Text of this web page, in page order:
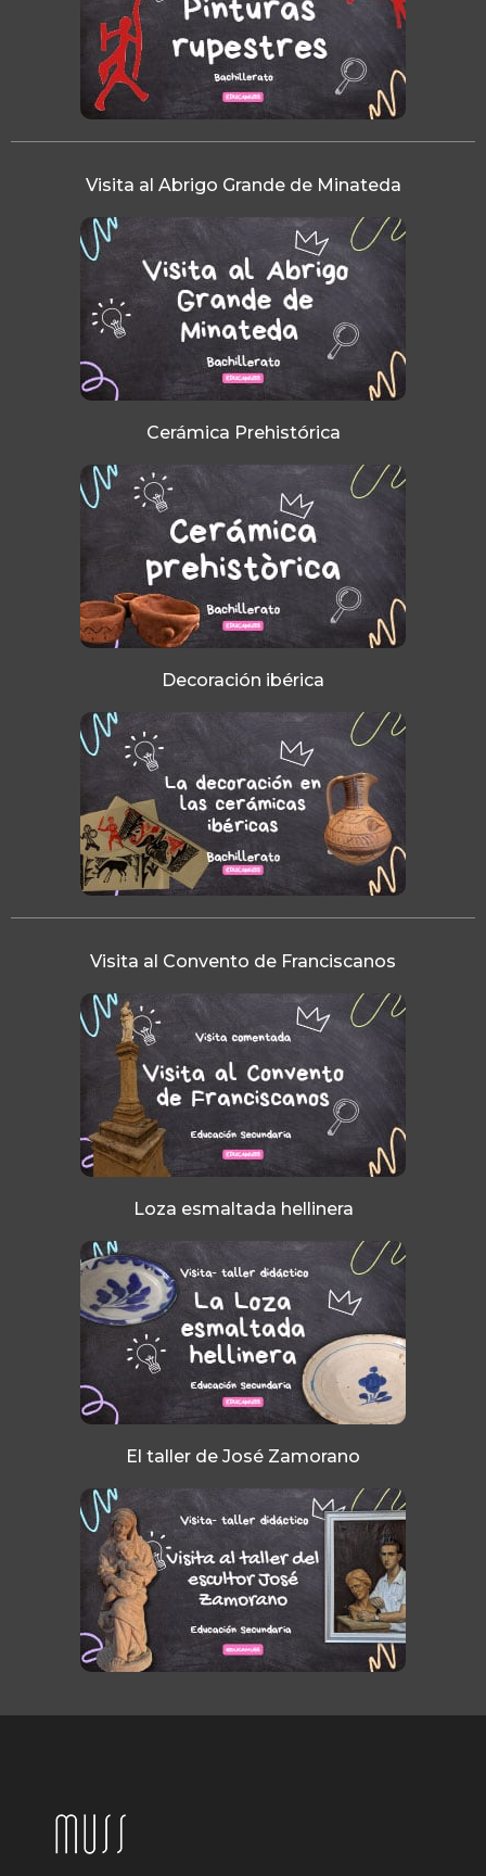
Visita al Abrigo Grande de Minateda
Cerámica Prehistórica
Decoración ibérica
Visita al Convento de Franciscanos
Loza esmaltada hellinera​
El taller de José Zamorano​